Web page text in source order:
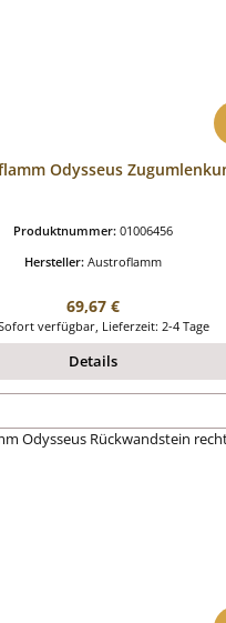
Odysseus
Produktnummer: 01006456
Hersteller: Austroflamm
Regulärer Preis:
69,67 €
verfügbar, Lieferzeit: 2-4 Tage
Details